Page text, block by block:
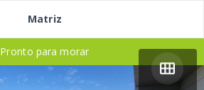
Matriz
Pronto para morar